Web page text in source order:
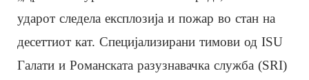
ударот следела експлозија и пожар во стан на
десеттиот кат. Специјализирани тимови од ISU
Галати и Романската разузнавачка служба (SRI)